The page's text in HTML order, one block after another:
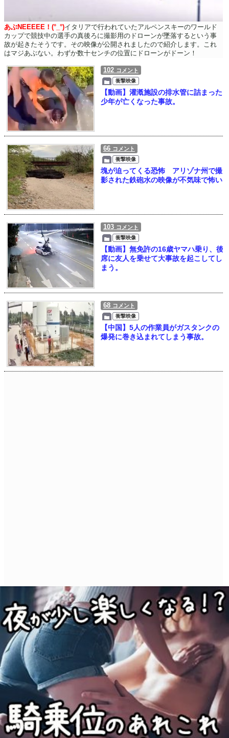
あぶNEEEEE！(°_°)イタリアで行われていたアルペンスキーのワールド
カップで競技中の選手の真後ろに撮影用のドローンが墜落するという事
故が起きたそうです。その映像が公開されましたので紹介します。これ
はマジあぶない。わずか数十センチの位置にドローンがドーン！
102 コメント
衝撃映像
【動画】灌漑施設の排水管に詰まった
少年が亡くなった事故。
66 コメント
衝撃映像
塊が迫ってくる恐怖 アリゾナ州で撮
影された鉄砲水の映像が不気味で怖い
103 コメント
衝撃映像
【動画】無免許の16歳ヤマハ乗り、後
席に友人を乗せて大事故を起こしてし
まう。
68 コメント
衝撃映像
【中国】5人の作業員がガスタンクの
爆発に巻き込まれてしまう事故。